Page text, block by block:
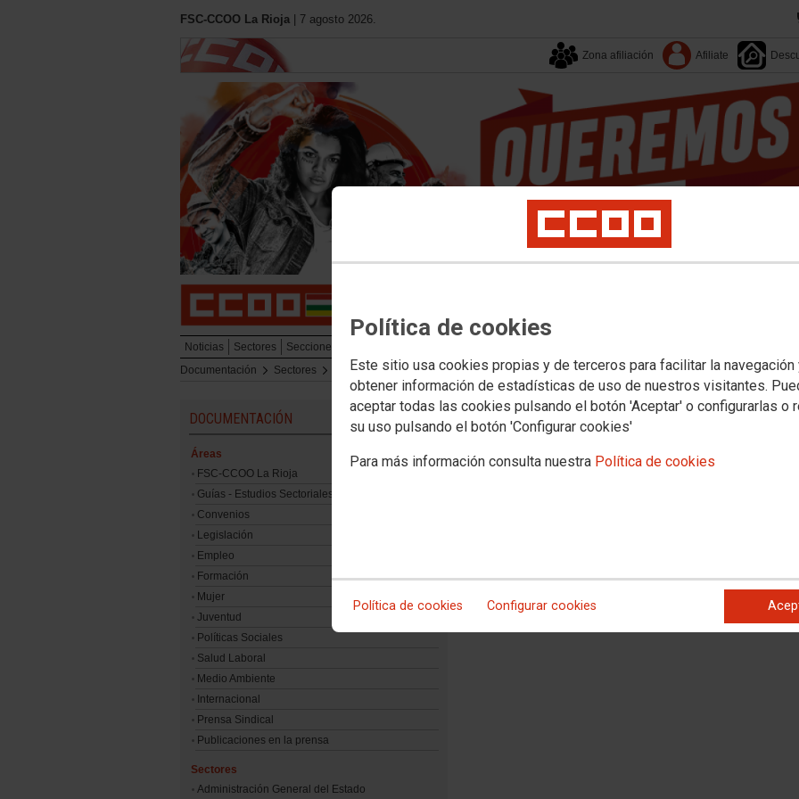
Política de cookies
Este sitio usa cookies propias y de terceros para facilitar la navegación
obtener información de estadísticas de uso de nuestros visitantes.
aceptar todas las cookies pulsando el botón 'Aceptar' o configurarlas o
su uso pulsando el botón 'Configurar cookies'
Para más información consulta nuestra Política de cookies
Política de cookies Configurar cookies
FSC-CCOO La Rioja | 7 agosto 2026.
Zona afiliación Afiliate
Noticias Sectores Secciones Sindicales
Documentación
Sectores Mar
DOCUMENTACIÓN
Áreas
FSC-CCOO La Rioja
Guías - Estudios Sectoriales
Convenios
Legislación
Empleo
Formación
Mujer
Juventud
Políticas Sociales
Salud Laboral
Medio Ambiente
Internacional
Prensa Sindical
Publicaciones en la prensa
Sectores
Administración General del Estado